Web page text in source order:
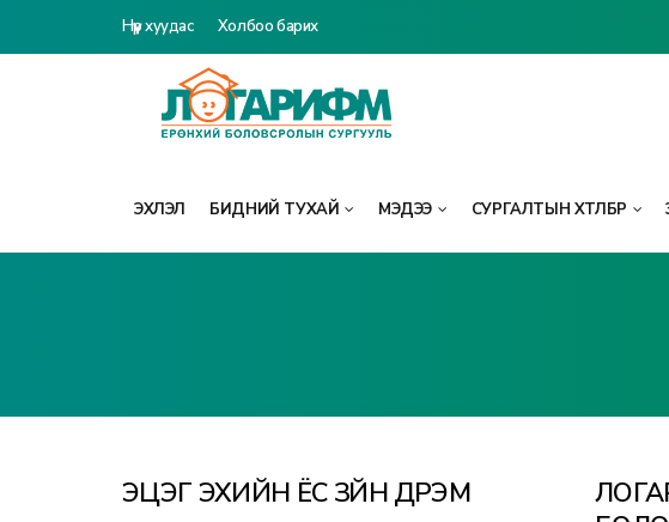
Нүүр хуудас Холбоо барих
ЭХЛЭЛ БИДНИЙ ТУХАЙ МЭДЭЭ СУРГАЛТЫН ХӨТӨЛБӨР
ЭЦЭГ ЭХИЙН ЁС ЗҮЙН ДҮРЭМ